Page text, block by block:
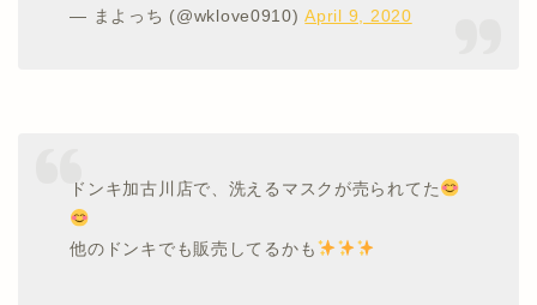
— まよっち (@wklove0910)April 9, 2020
ドンキ加古川店で、洗えるマスクが売られてた
他のドンキでも販売してるかも